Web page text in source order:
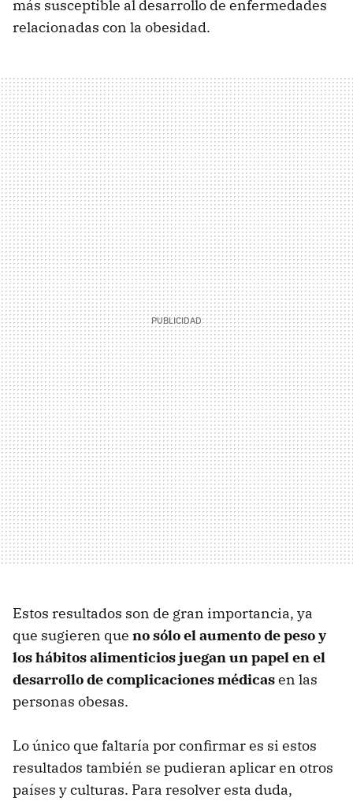
más susceptible al desarrollo de enfermedades
relacionadas con la obesidad.
Estos resultados son de gran importancia, ya
que sugieren que no sólo el aumento de peso y
los hábitos alimenticios juegan un papel en el
desarrollo de complicaciones médicasen las
personas obesas.
Lo único que faltaría por confirmar es si estos
resultados también se pudieran aplicar en otros
países y culturas. Para resolver esta duda,